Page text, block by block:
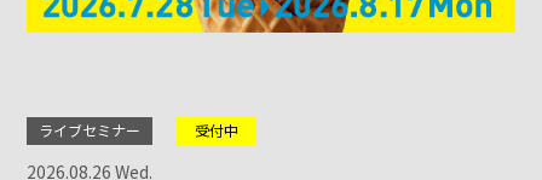
ライブセミナー 受付中
2026.08.26 Wed.